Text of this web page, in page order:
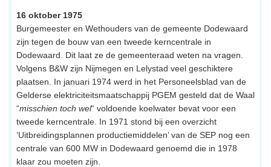
16 oktober 1975
Burgemeester en Wethouders van de gemeente Dodewaard
zijn tegen de bouw van een tweede kerncentrale in
Dodewaard. Dit laat ze de gemeenteraad weten na vragen.
Volgens B&W zijn Nijmegen en Lelystad veel geschiktere
plaatsen. In januari 1974 werd in het Personeelsblad van de
Gelderse elektriciteitsmaatschappij PGEM gesteld dat de Waal
“misschien toch wel“ voldoende koelwater bevat voor een
tweede kerncentrale. In 1971 stond bij een overzicht
‘Uitbreidingsplannen productiemiddelen’ van de SEP nog een
centrale van 600 MW in Dodewaard genoemd die in 1978
klaar zou moeten zijn.